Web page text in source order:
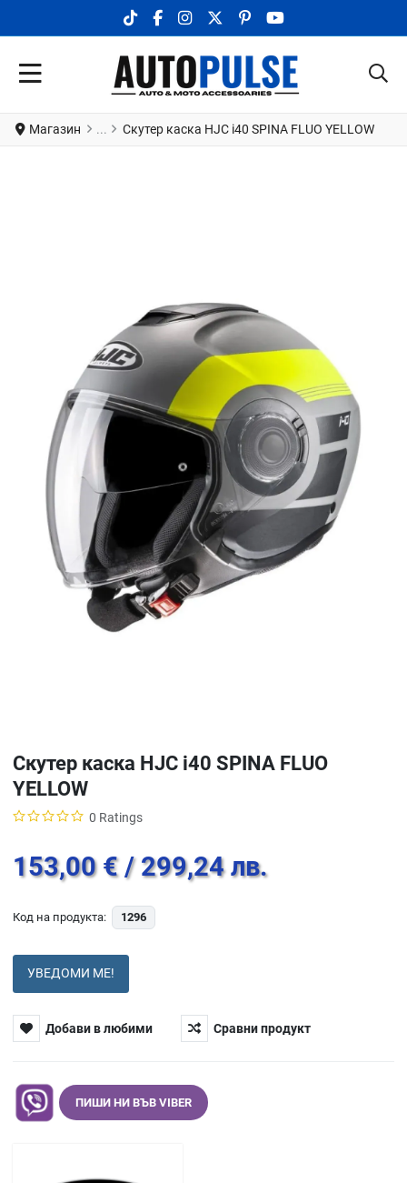
TIKTOK SOCIAL LINK
FACEBOOK SOCIAL LINK
INSTAGRAM SOCIAL LINK
X.COM SOCIAL LINK
PINTEREST SOCIAL LINK
YOUTUBE SOCIAL
Магазин Скутер каска HJC i40 SPINA FLUO YELLOW
Скутер каска HJC i40 SPINA FLUO
YELLOW
0 Ratings
153,00 € / 299,24 лв.
Код на продукта: 1296
УВЕДОМИ МЕ!
Добави в любими Сравни продукт
ПИШИ НИ ВЪВ VIBER